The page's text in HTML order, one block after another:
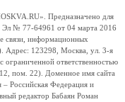
Предназначено для
Эл № 77-64961 от 04 марта 2016
связи, информационных
Адрес: 123298, Москва, ул. 3-я
ответственностью
пом. 22). Доменное имя сайта
Российская Федерация и
редактор Бабаян Роман